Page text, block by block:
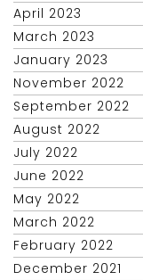
April 2023
March 2023
January 2023
November 2022
September 2022
August 2022
July 2022
June 2022
May 2022
March 2022
February 2022
December 2021